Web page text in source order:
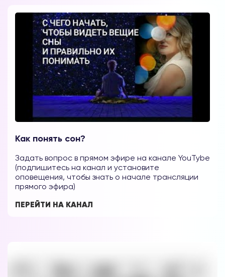
Как понять сон?
Задать вопрос в прямом эфире на канале YouTybe
(подпишитесь на канал и установите
оповещения, чтобы знать о начале трансляции
прямого эфира)
ПЕРЕЙТИ НА КАНАЛ